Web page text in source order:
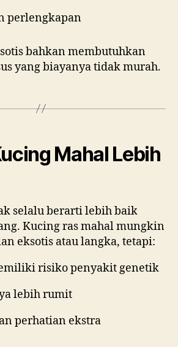
perlengkapan
bahkan membutuhkan
yang biayanya tidak murah.
Mahal Lebih
selalu berarti lebih baik
Kucing ras mahal mungkin
eksotis atau langka, tetapi:
risiko penyakit genetik
lebih rumit
perhatian ekstra